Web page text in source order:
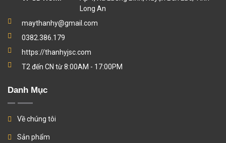
Long An
maythanhy@gmail.com
0382.386.179
https://thanhyjsc.com
T2 đến CN từ 8:00AM - 17:00PM
Danh Mục
Về chúng tôi
Sản phẩm